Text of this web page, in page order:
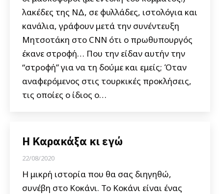
λακέδες της ΝΔ, σε φυλλάδες, ιστολόγια και
κανάλια, γράφουν μετά την συνέντευξη
Μητσοτάκη στο CNN ότι ο πρωθυπουργός
έκανε στροφή… Που την είδαν αυτήν την
“στροφή” για να τη δούμε και εμείς; Όταν
αναφερόμενος στις τουρκικές προκλήσεις,
τις οποίες ο ίδιος ο…
Η Καρακάξα κι εγώ
22/08/2020
Η μικρή ιστορία που θα σας διηγηθώ,
συνέβη στο Κοκάνι. Το Κοκάνι είναι ένας